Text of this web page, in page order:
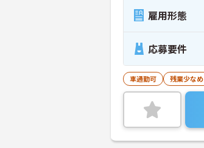
雇用形態
応募要件
車通勤可 残業少なめ